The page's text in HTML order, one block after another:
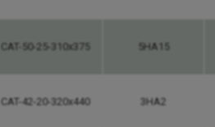
CAT-50-25-310x375 5HA15
CAT-42-20-320x440 3HA2